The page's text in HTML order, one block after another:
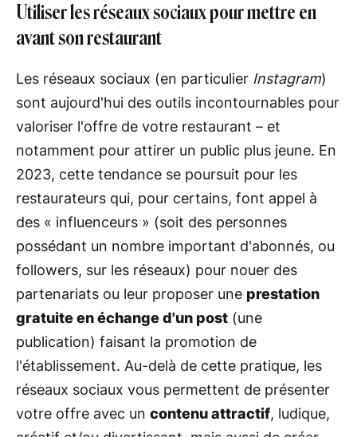
Utiliser les réseaux sociaux pour mettre en
avant son restaurant
Les réseaux sociaux (en particulier Instagram)
sont aujourd'hui des outils incontournables pour
valoriser l'offre de votre restaurant – et
notamment pour attirer un public plus jeune. En
2023, cette tendance se poursuit pour les
restaurateurs qui, pour certains, font appel à
des « influenceurs » (soit des personnes
possédant un nombre important d'abonnés, ou
followers, sur les réseaux) pour nouer des
partenariats ou leur proposer une prestation
gratuite en échange d'un post (une
publication) faisant la promotion de
l'établissement. Au-delà de cette pratique, les
réseaux sociaux vous permettent de présenter
votre offre avec un contenu attractif, ludique,